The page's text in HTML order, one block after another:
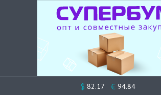
к
$ 82.17 € 94.84